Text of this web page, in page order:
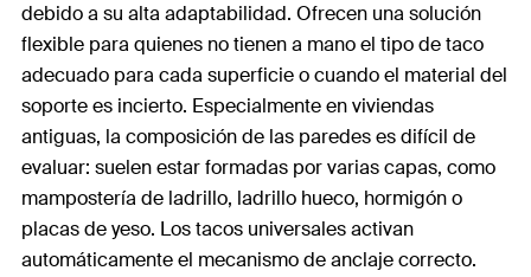
debido a su alta adaptabilidad. Ofrecen una solución
flexible para quienes no tienen a mano el tipo de taco
adecuado para cada superficie o cuando el material del
soporte es incierto. Especialmente en viviendas
antiguas, la composición de las paredes es difícil de
evaluar: suelen estar formadas por varias capas, como
mampostería de ladrillo, ladrillo hueco, hormigón o
placas de yeso. Los tacos universales activan
automáticamente el mecanismo de anclaje correcto.